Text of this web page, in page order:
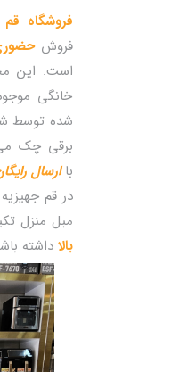
فروشگاه قم
فروش
است. این
خانگی
شده توسط
برقی چک
با ارسال
در قم
مبل منزل
بالا داشته